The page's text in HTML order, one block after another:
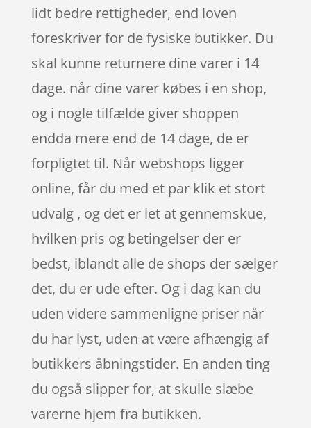
lidt bedre rettigheder, end loven
foreskriver for de fysiske butikker. Du
skal kunne returnere dine varer i 14
dage. når dine varer købes i en shop,
og i nogle tilfælde giver shoppen
endda mere end de 14 dage, de er
forpligtet til. Når webshops ligger
online, får du med et par klik et stort
udvalg , og det er let at gennemskue,
hvilken pris og betingelser der er
bedst, iblandt alle de shops der sælger
det, du er ude efter. Og i dag kan du
uden videre sammenligne priser når
du har lyst, uden at være afhængig af
butikkers åbningstider. En anden ting
du også slipper for, at skulle slæbe
varerne hjem fra butikken.